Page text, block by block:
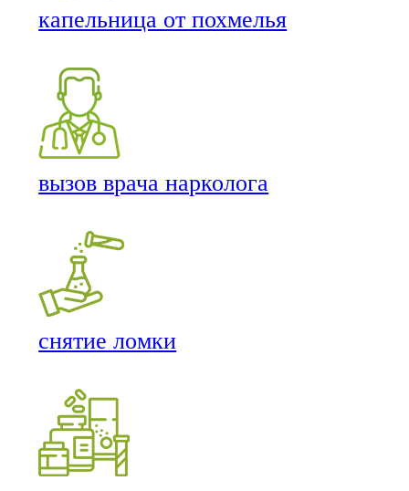
капельница от похмелья
вызов врача нарколога
снятие ломки